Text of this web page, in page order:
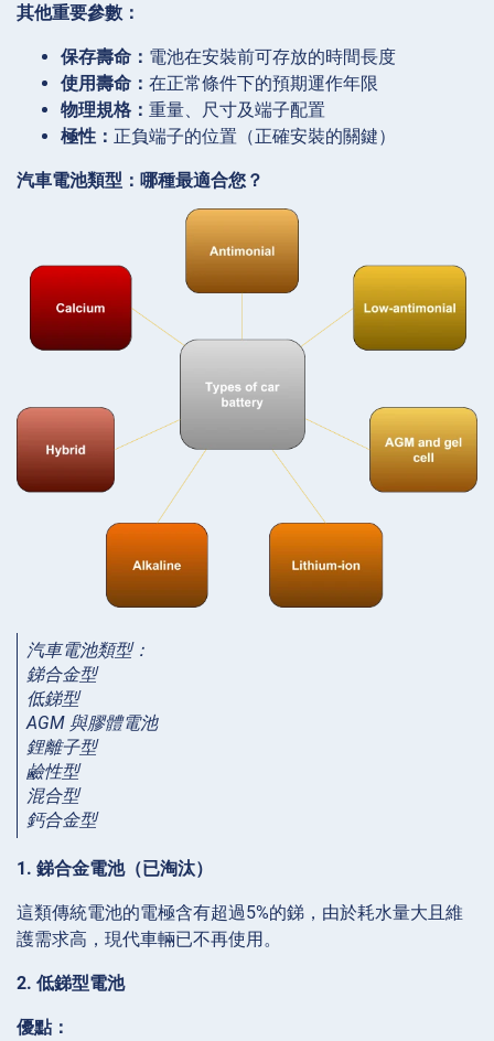
其他重要參數：
保存壽命： 電池在安裝前可存放的時間長度
使用壽命： 在正常條件下的預期運作年限
物理規格： 重量、尺寸及端子配置
極性： 正負端子的位置（正確安裝的關鍵）
汽車電池類型：哪種最適合您？
汽車電池類型：
銻合金型
低銻型
AGM 與膠體電池
鋰離子型
鹼性型
混合型
鈣合金型
1. 銻合金電池（已淘汰）
這類傳統電池的電極含有超過5%的銻，由於耗水量大且維
護需求高，現代車輛已不再使用。
2. 低銻型電池
優點：